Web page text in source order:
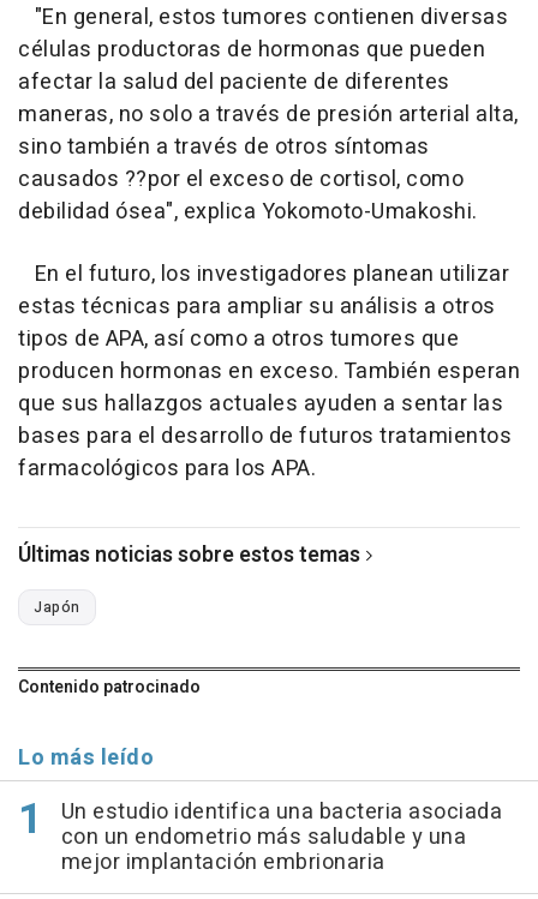
"En general, estos tumores contienen diversas
células productoras de hormonas que pueden
afectar la salud del paciente de diferentes
maneras, no solo a través de presión arterial alta,
sino también a través de otros síntomas
causados ??por el exceso de cortisol, como
debilidad ósea", explica Yokomoto-Umakoshi.
En el futuro, los investigadores planean utilizar
estas técnicas para ampliar su análisis a otros
tipos de APA, así como a otros tumores que
producen hormonas en exceso. También esperan
que sus hallazgos actuales ayuden a sentar las
bases para el desarrollo de futuros tratamientos
farmacológicos para los APA.
Últimas noticias sobre estos temas
Japón
Contenido patrocinado
Lo más leído
Un estudio identifica una bacteria asociada
con un endometrio más saludable y una
mejor implantación embrionaria